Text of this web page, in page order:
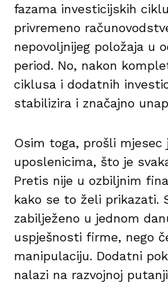
fazama investicijskih
privremeno
nepovoljnijeg položaja u
period. No, nakon
ciklusa i dodatnih
stabilizira i značajno
Osim toga, prošli mjesec
uposlenicima, što je
Pretis nije u ozbiljnim
kako se to želi prikazati.
zabilježeno u jednom
uspješnosti firme, nego
manipulaciju. Dodatni
nalazi na razvojnoj